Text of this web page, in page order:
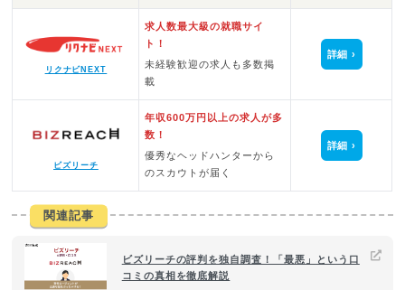
リクナビNEXT
求人数最大級の就職サイ
ト！
未経験歓迎の求人も多数掲
載
詳細
ビズリーチ
年収600万円以上の求人が多
数！
優秀なヘッドハンターから
のスカウトが届く
詳細
関連記事
ビズリーチの評判を独自調査！「最悪」という口
コミの真相を徹底解説